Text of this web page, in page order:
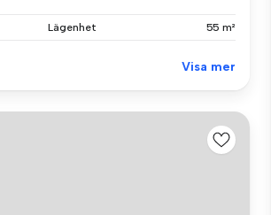
Lägenhet 55 m²
Visa mer